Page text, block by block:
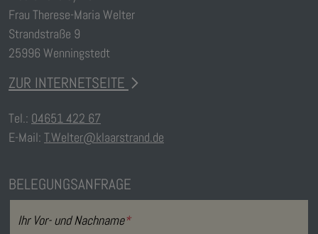
Frau Therese-Maria Welter
Strandstraße 9
25996 Wenningstedt
ZUR INTERNETSEITE
Tel.: 04651 422 67
E-Mail: T.Welter@klaarstrand.de
BELEGUNGSANFRAGE
Ihr Vor- und Nachname*